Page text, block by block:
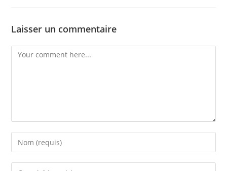
Laisser un commentaire